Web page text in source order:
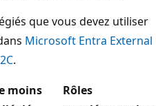
que vous devez utiliser
Microsoft Entra External
.
moins
Rôles